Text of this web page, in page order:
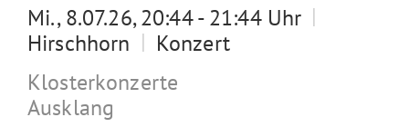
Mi., 8.07.26, 20:44 - 21:44 Uhr |
Hirschhorn | Konzert
Klosterkonzerte
Ausklang